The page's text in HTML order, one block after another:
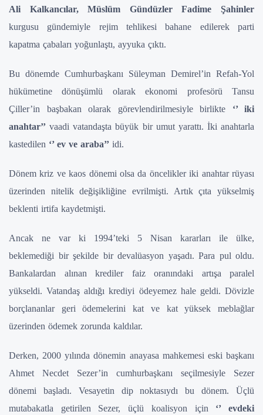
Ali Kalkancılar, Müslüm Gündüzler Fadime
Şahinler
kurgusu gündemiyle rejim tehlikesi bahane edilerek parti
kapatma çabaları yoğunlaştı, ayyuka çıktı.
Bu dönemde Cumhurbaşkanı Süleyman Demirel’in Refah-Yol
hükümetine dönüşümlü olarak ekonomi profesörü Tansu
Çiller’in başbakan olarak görevlendirilmesiyle birlikte ‘’ iki
anahtar’’ vaadi vatandaşta büyük bir umut yarattı. İki anahtarla
kastedilen ‘’ ev ve araba’’ idi.
Dönem kriz ve kaos dönemi olsa da öncelikler iki anahtar rüyası
üzerinden nitelik değişikliğine evrilmişti. Artık çıta yükselmiş
beklenti irtifa kaydetmişti.
Ancak ne var ki 1994’teki 5 Nisan kararları ile ülke,
beklemediği bir şekilde bir devalüasyon yaşadı. Para pul oldu.
Bankalardan alınan krediler faiz oranındaki artışa paralel
yükseldi. Vatandaş aldığı krediyi ödeyemez hale geldi. Dövizle
borçlananlar geri ödemelerini kat ve kat yüksek meblağlar
üzerinden ödemek zorunda kaldılar.
Derken, 2000 yılında dönemin anayasa mahkemesi eski başkanı
Ahmet Necdet Sezer’in cumhurbaşkanı seçilmesiyle Sezer
dönemi başladı. Vesayetin dip noktasıydı bu dönem. Üçlü
mutabakatla getirilen Sezer, üçlü koalisyon için ‘’ evdeki